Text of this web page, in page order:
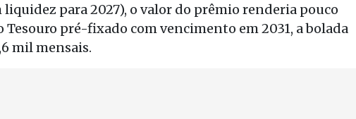
para 2027), o valor do prêmio renderia pouco
Tesouro pré-fixado com vencimento em 2031, a bolada
mil mensais.